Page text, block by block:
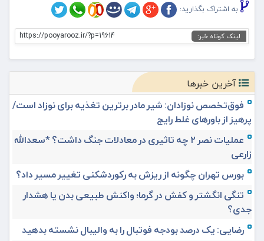
به اشتراک بگذارید:
لینک کوتاه خبر: https://pooyarooz.ir/?p=19614
آخرین خبرها
فوق‌تخصص نوزادان: شیر مادر برترین تغذیه برای نوزاد است/
پرهیز از باورهای غلط رایج
عملیات نصر ۲ چه تاثیری در معادلات جنگ داشت؟ *سعدالله
زارعی
بورس تهران چگونه از ریزش به رکوردشکنی تغییر مسیر داد؟
تنگی انگشتر و کفش در گرما؛ واکنش طبیعی بدن یا هشدار
جدی؟
رضایی: یک درصد بودجه فوتبال را به والیبال نشسته بدهید